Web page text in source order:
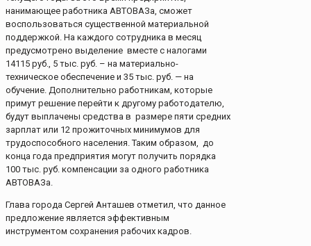
нанимающее работника АВТОВАЗа, сможет
воспользоваться существенной материальной
поддержкой. На каждого сотрудника в месяц
предусмотрено выделение вместе с налогами
14115 руб., 5 тыс. руб. – на материально-
техническое обеспечение и 35 тыс. руб. — на
обучение. Дополнительно работникам, которые
примут решение перейти к другому работодателю,
будут выплачены средства в размере пяти средних
зарплат или 12 прожиточных минимумов для
трудоспособного населения. Таким образом, до
конца года предприятия могут получить порядка
100 тыс. руб. компенсации за одного работника
АВТОВАЗа.
Глава города Сергей Анташев отметил, что данное
предложение является эффективным
инструментом сохранения рабочих кадров.